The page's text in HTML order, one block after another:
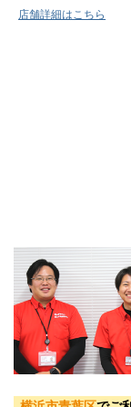
店舗詳細はこちら